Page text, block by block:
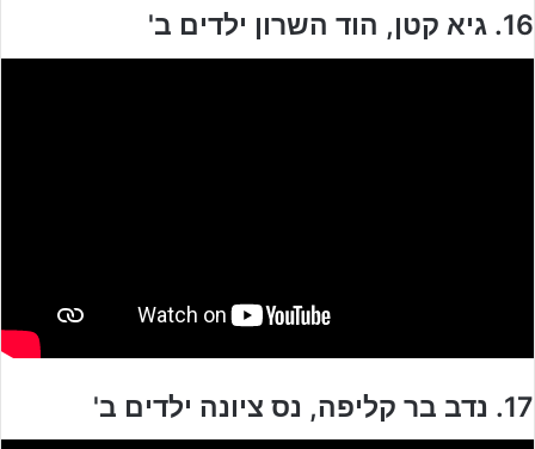
16. גיא קטן, הוד השרון ילדים ב'
17. נדב בר קליפה, נס ציונה ילדים ב'